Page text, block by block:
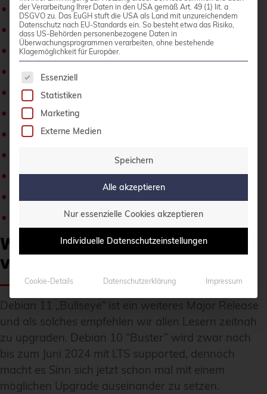
Adrian Vondendriesch
Alexander Wirt (Formorer)
Bastian Blank (Waldi)
Christoph Berg (Myon)
Dominik George (Natureshadow)
Felix Geyer (fgeyer)
Martin Zobel-Helas (Zobel)
Michael Banck (azeem)
Dr. Michael Meskes (feivel)
Sven Bartscher (kritzefitz)
Wie upgraden Sie am besten
von Debian 10 zu Debian 11?
Debian 11 „Bullseye“ ist ein weiteres Major Release
und als solches empfehlen wir allen Lesern zeitnah
zu upgraden. Debian 10 “Buster” wird zwar noch
bis zum Juni 2024 mit LTS supported, dennoch
macht es Sinn sich jetzt schon mal mit einem
möglichen Upgrade auseinander zu setzen.
der Verarbeitung Ihrer Daten in den USA gemäß Art. 49 (1) lit. a
DSGVO zu. Das EuGH stuft die USA als Land mit unzureichendem
Datenschutz nach EU-Standards ein. So besteht etwa das Risiko,
dass US-Behörden personenbezogene Daten in
Überwachungsprogrammen verarbeiten, ohne bestehende
Klagemöglichkeit für Europäer.
Es folgt eine Liste der Service-Gruppen, für die
Essenziell
Statistiken
Marketing
Externe Medien
Speichern
Alle akzeptieren
Nur essenzielle Cookies akzeptieren
Individuelle Datenschutzeinstellungen
Cookie-Details Datenschutzerklärung Impressum